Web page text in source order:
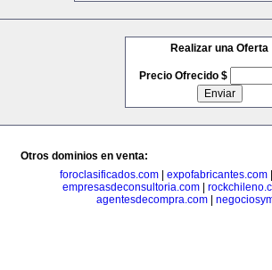
Realizar una Oferta
Precio Ofrecido $
Otros dominios en venta:
foroclasificados.com
expofabricantes.com
empresasdeconsultoria.com
agentesdecompra.com|